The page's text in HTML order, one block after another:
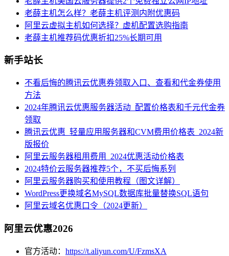
老薛主机怎么样？老薛主机评测内附优惠码
阿里云虚拟主机如何选择？虚机配置选购指南
老薛主机推荐码优惠折扣25%长期可用
新手站长
不看后悔的腾讯云优惠券领取入口、查看和代金券使用
方法
2024年腾讯云优惠服务器活动_配置价格表和千元代金券
领取
腾讯云优惠_轻量应用服务器和CVM费用价格表_2024新
版报价
阿里云服务器租用费用_2024优惠活动价格表
2024特价云服务器推荐5个，不买后悔系列
阿里云服务器购买和使用教程（图文详解）
WordPress更换域名MySQL数据库批量替换SQL语句
阿里云域名优惠口令（2024更新）
阿里云优惠2026
官方活动： https://t.aliyun.com/U/FzmsXA